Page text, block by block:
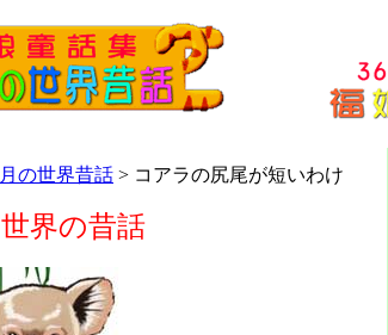
の世界昔話 > コアラの尻尾が短いわけ
界の昔話